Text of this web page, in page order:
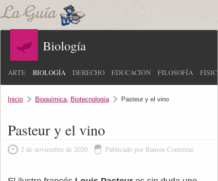
Biología
ARTE BIOLOGÍA DERECHO EDUCACIÓN FILOSOFÍA
Inicio Bioquímica, Biotecnología Pasteur y el vino
Pasteur y el vino
2 de noviembre de 2020 Publicado por Ramón Contreras